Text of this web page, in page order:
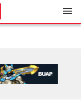
menu